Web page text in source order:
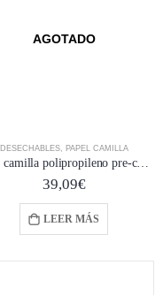
AGOTADO
DESECHABLES, PAPEL CAMILLA
Papel camilla polipropileno pre-cortado 80 m
39,09€
LEER MÁS